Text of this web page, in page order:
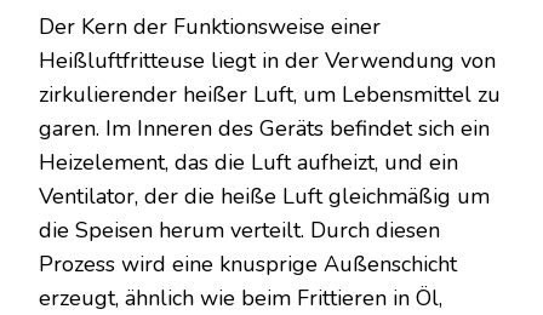
Der Kern der Funktionsweise einer
Heißluftfritteuse liegt in der Verwendung von
zirkulierender heißer Luft, um Lebensmittel zu
garen. Im Inneren des Geräts befindet sich ein
Heizelement, das die Luft aufheizt, und ein
Ventilator, der die heiße Luft gleichmäßig um
die Speisen herum verteilt. Durch diesen
Prozess wird eine knusprige Außenschicht
erzeugt, ähnlich wie beim Frittieren in Öl,